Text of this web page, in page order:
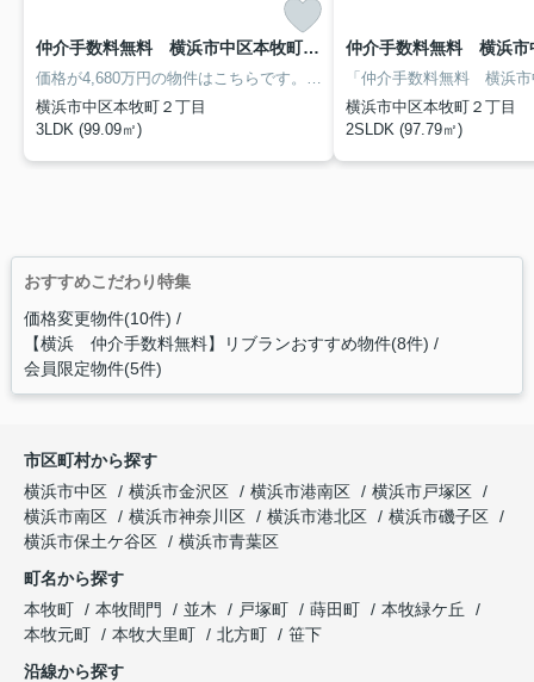
仲介手数料無料 横浜市中区本牧町２丁目 B号棟
横浜市中区本牧町２丁目
3LDK (99.09㎡)
横浜市中区本牧町２丁目
2SLDK (97.79㎡)
おすすめこだわり特集
価格変更物件(10件)
【横浜 仲介手数料無料】リブランおすすめ物件(8件)
会員限定物件(5件)
市区町村から探す
横浜市中区
横浜市金沢区 横浜市港南区
横浜市戸塚区
横浜市南区
横浜市神奈川区 横浜市港北区
横浜市磯子区
横浜市保土ケ谷区
横浜市青葉区
町名から探す
本牧町
本牧間門 並木 戸塚町 蒔田町
本牧緑ケ丘
本牧元町
本牧大里町 北方町
笹下
沿線から探す